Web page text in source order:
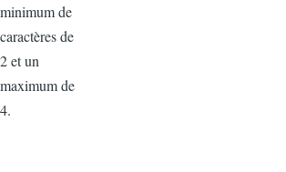
minimum de
caractères de
2 et un
maximum de
4.